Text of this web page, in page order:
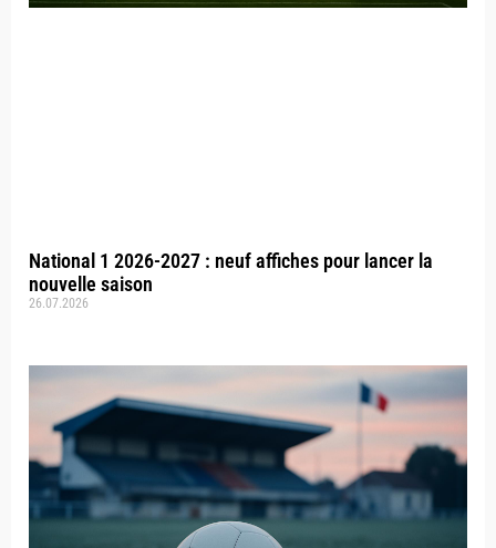
National 1 2026-2027 : neuf affiches pour lancer la
nouvelle saison
26.07.2026